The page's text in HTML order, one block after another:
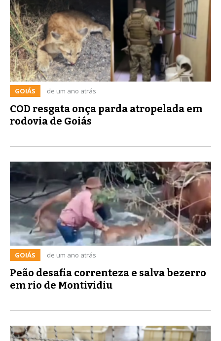
GOIÁS de um ano atrás
COD resgata onça parda atropelada em
rodovia de Goiás
GOIÁS de um ano atrás
Peão desafia correnteza e salva bezerro
em rio de Montividiu